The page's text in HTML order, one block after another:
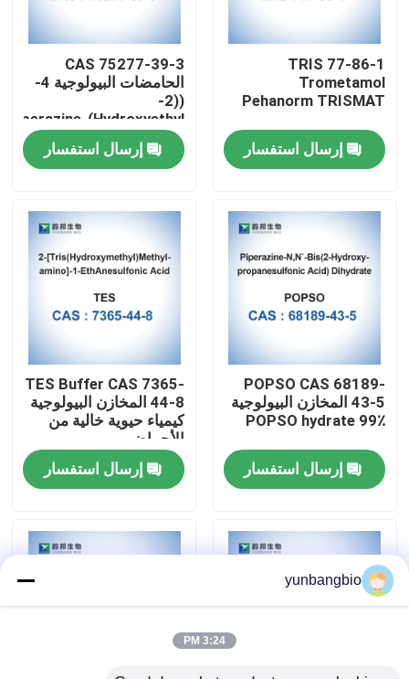
مسكن
معلومات عنا
جولة في المعمل
مراقبة الجودة
حالات
المخازن البيولوجية
TRIS 77-86-1
Trometamol
Pehanorm TRISMAT
إرسال استفسار
CAS 75277-39-3
الحامضات البيولوجية 4-
((2-
Hydroxyethyl)Piperazine-
1-Ethanesulfonic Acid
إرسال استفسار
POPSO CAS 68189-
43-5 المخازن البيولوجية
POPSO hydrate 99٪
إرسال استفسار
TES Buffer CAS 7365-
44-8 المخازن البيولوجية
كيمياء حيوية خالية من
الأحماض
إرسال استفسار
yunbangbio
3:24 PM